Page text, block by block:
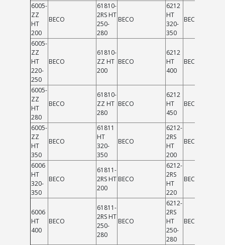
6005-
ZZ
HT
200
BECO
61810-
2RS HT
250-
280
BECO
6212
HT
320-
350
BECO
6005-
ZZ
HT
220-
250
BECO
61810-
ZZ HT
200
BECO
6212
HT
400
BECO
6005-
ZZ
HT
280
BECO
61810-
ZZ HT
280
BECO
6212
HT
450
BECO
6005-
ZZ
HT
350
BECO
61811
HT
320-
350
BECO
6212-
2RS
HT
200
BECO
6006
HT
320-
350
BECO
61811-
2RS HT
200
BECO
6212-
2RS
HT
220
BECO
6006
HT
400
BECO
61811-
2RS HT
250-
280
BECO
6212-
2RS
HT
250-
280
BECO